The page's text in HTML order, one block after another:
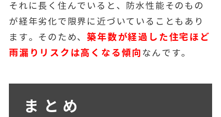
それに長く住んでいると、防水性能そのもの
が経年劣化で限界に近づいていることもあり
ます。そのため、築年数が経過した住宅ほど
雨漏りリスクは高くなる傾向なんです。
まとめ